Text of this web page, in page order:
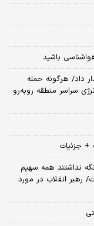
داد/ هرگونه حمله
سراسر منطقه روبه‌رو
نداشتند همه سهیم
رهبر انقلاب در مورد